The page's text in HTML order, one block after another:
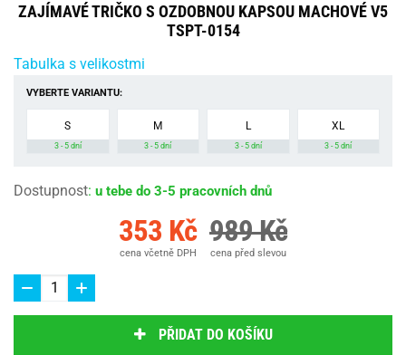
ZAJÍMAVÉ TRIČKO S OZDOBNOU KAPSOU MACHOVÉ V5
TSPT-0154
Tabulka s velikostmi
VYBERTE VARIANTU:
S
3 - 5 dní
M
3 - 5 dní
L
3 - 5 dní
XL
3 - 5 dní
Dostupnost: u tebe do 3-5 pracovních dnů
353 Kč
cena včetně DPH
989 Kč
cena před slevou
PŘIDAT DO KOŠÍKU